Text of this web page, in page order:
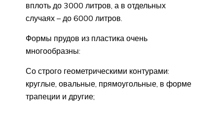
вплоть до 3000 литров, а в отдельных
случаях – до 6000 литров.
Формы прудов из пластика очень
многообразны:
Со строго геометрическими контурами:
круглые, овальные, прямоугольные, в форме
трапеции и другие;